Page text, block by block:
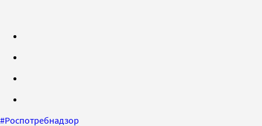
#Роспотребнадзор